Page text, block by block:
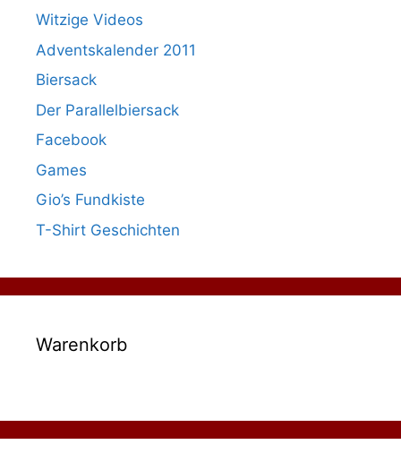
Witzige Videos
Adventskalender 2011
Biersack
Der Parallelbiersack
Facebook
Games
Gio’s Fundkiste
T-Shirt Geschichten
Warenkorb